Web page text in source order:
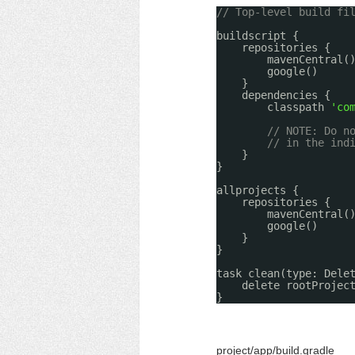
// Top-level build file
buildscript {
repositories {
mavenCentral()
google()
}
dependencies {
classpath
// NOTE: Do
// in the
}
}
allprojects {
repositories {
mavenCentral()
google()
}
}
task clean(type:
delete
}
project/app/build.gradle